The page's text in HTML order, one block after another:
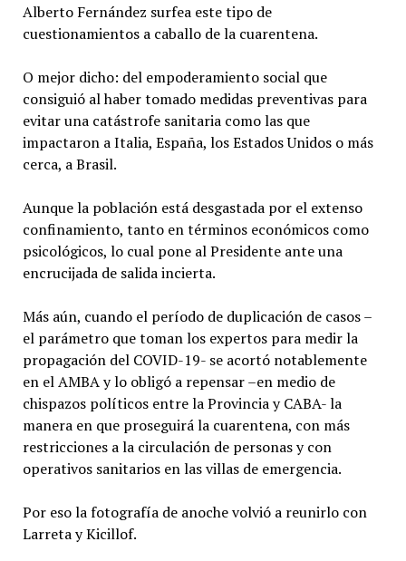
Alberto Fernández surfea este tipo de
cuestionamientos a caballo de la cuarentena.
O mejor dicho: del empoderamiento social que
consiguió al haber tomado medidas preventivas para
evitar una catástrofe sanitaria como las que
impactaron a Italia, España, los Estados Unidos o más
cerca, a Brasil.
Aunque la población está desgastada por el extenso
confinamiento, tanto en términos económicos como
psicológicos, lo cual pone al Presidente ante una
encrucijada de salida incierta.
Más aún, cuando el período de duplicación de casos –
el parámetro que toman los expertos para medir la
propagación del COVID-19- se acortó notablemente
en el AMBA y lo obligó a repensar –en medio de
chispazos políticos entre la Provincia y CABA- la
manera en que proseguirá la cuarentena, con más
restricciones a la circulación de personas y con
operativos sanitarios en las villas de emergencia.
Por eso la fotografía de anoche volvió a reunirlo con
Larreta y Kicillof.